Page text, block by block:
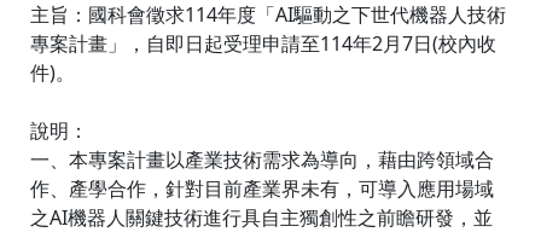
主旨：國科會徵求114年度「AI驅動之下世代機器人技術
專案計畫」，自即日起受理申請至114年2月7日(校內收
件)。
說明：
一、本專案計畫以產業技術需求為導向，藉由跨領域合
作、產學合作，針對目前產業界未有，可導入應用場域
之AI機器人關鍵技術進行具自主獨創性之前瞻研發，並